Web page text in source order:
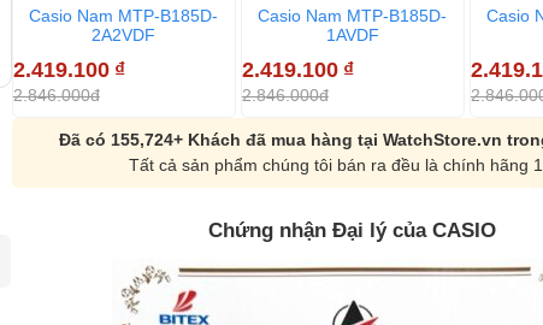
Casio Nam MTP-B185D-
2A2VDF
2.419.100 ₫
2.846.000đ
Casio Nam MTP-B185D-
1AVDF
2.419.100 ₫
2.846.000đ
Casio
Đã có 155,724+ Khách đã mua hàng tại WatchStore.vn
Tất cả sản phẩm chúng tôi bán ra đều là chính hãng
Chứng nhận Đại lý của CASIO